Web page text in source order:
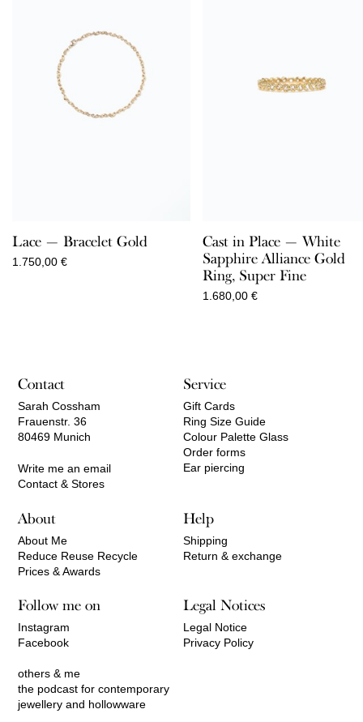
Lace — Bracelet Gold
1.750,00 €
Cast in Place — White
Sapphire Alliance Gold
Ring, Super Fine
1.680,00 €
Contact
Sarah Cossham
Frauenstr. 36
80469 Munich
Write me an email
Contact & Stores
Service
Gift Cards
Ring Size Guide
Colour Palette Glass
Order forms
Ear piercing
About
About Me
Reduce Reuse Recycle
Prices & Awards
Help
Shipping
Return & exchange
Follow me on
Instagram
Facebook
others & me
the podcast for contemporary
jewellery and hollowware
Legal Notices
Legal Notice
Privacy Policy